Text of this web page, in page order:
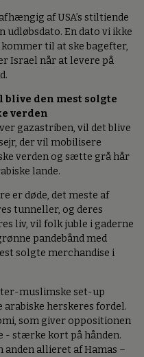
af USA’s stiltiende
udløbsdato. En dato vi ikke
kommer til at ske bagefter,
Israel når at levere på
blive den mest solgte
verden
gazastriben, vil det blive
der vil mobilisere
verden og sætte grå hår
lande.
er døde, det meste af
tunneller, og deres
liv, vil folk juble i gaderne
pandebånd med
solgte merchandise i
muslimske set-up
herskeres fordel.
som giver oppositionen
- stærke kort på hånden.
anden allieret af Hamas –